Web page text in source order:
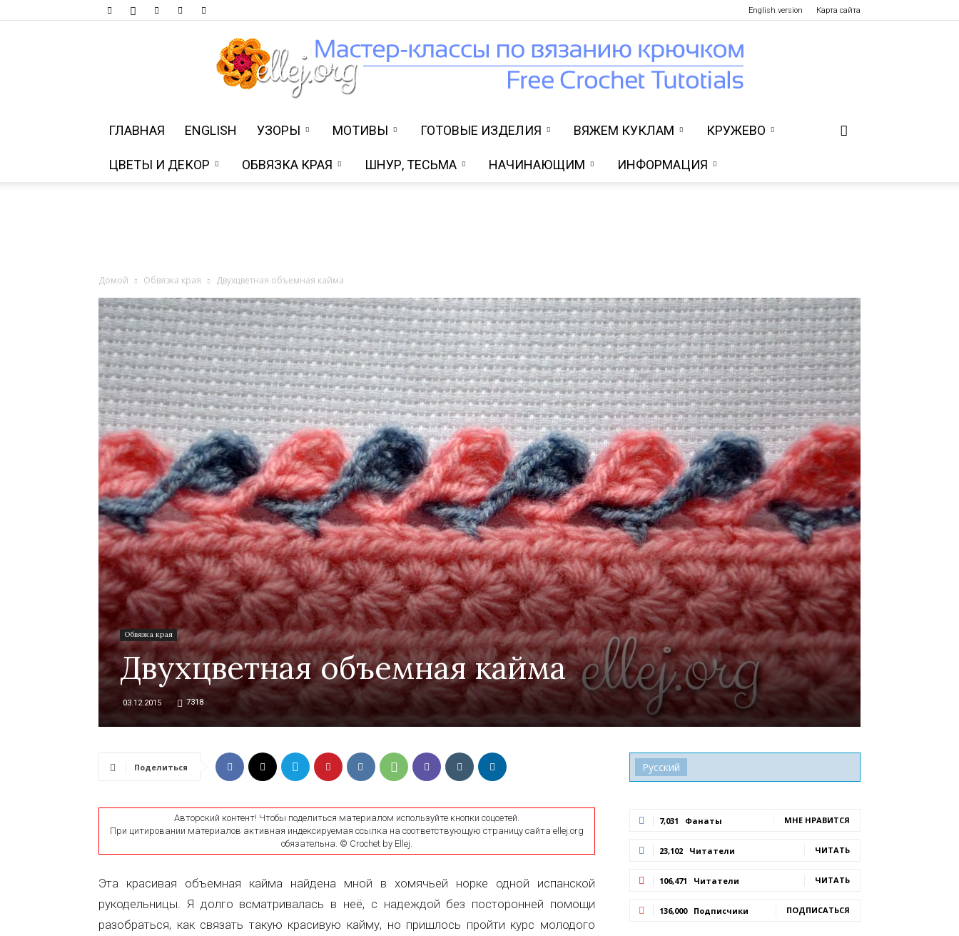
English version Карта сайта
от
Елены
Кожухарь
ГЛАВНАЯ ENGLISH УЗОРЫ МОТИВЫ ГОТОВЫЕ ИЗДЕЛИЯ ВЯЖЕМ КУКЛАМ КРУЖЕВО
ЦВЕТЫ И ДЕКОР ОБВЯЗКА КРАЯ ШНУР, ТЕСЬМА НАЧИНАЮЩИМ ИНФОРМАЦИЯ
Домой Обвязка края Двухцветная объемная кайма
Обвязка края
Двухцветная объемная кайма
03.12.2015 7318
Поделиться
Авторский контент! Чтобы поделиться материалом используйте кнопки соцсетей.
При цитировании материалов активная индексируемая ссылка на соответствующую страницу сайта ellej.org
обязательна. © Crochet by Ellej.
Эта красивая объемная кайма найдена мной в хомячьей норке одной испанской
рукодельницы. Я долго всматривалась в неё, с надеждой без посторонней помощи
разобраться, как связать такую красивую кайму, но пришлось пройти курс молодого
Русский
7,031 Фанаты МНЕ НРАВИТСЯ
23,102 Читатели ЧИТАТЬ
106,471 Читатели ЧИТАТЬ
136,000 Подписчики ПОДПИСАТЬСЯ